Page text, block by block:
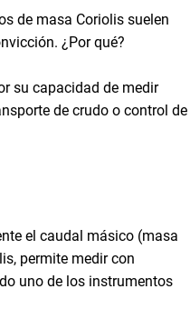
de masa Coriolis suelen
¿Por qué?
su capacidad de medir
de crudo o control de
el caudal másico (masa
permite medir con
uno de los instrumentos